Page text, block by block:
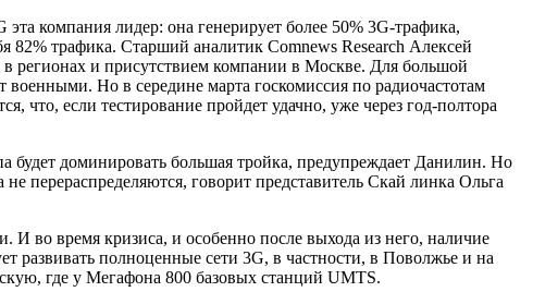
компания лидер: она генерирует более 50% 3G-трафика,
82% трафика. Старший аналитик Comnews Research Алексей
регионах и присутствием компании в Москве. Для большой
военными. Но в середине марта госкомиссия по радиочастотам
если тестирование пройдет удачно, уже через год-полтора
будет доминировать большая тройка, предупреждает Данилин. Но
перераспределяются, говорит представитель Скай линка Ольга
И во время кризиса, и особенно после выхода из него, наличие
полноценные сети 3G, в частности, в Поволжье и на
где у Мегафона 800 базовых станций UMTS.